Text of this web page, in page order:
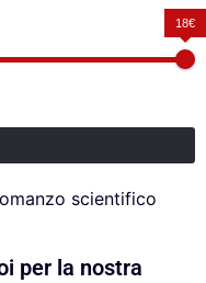
18€
scientifico
per la nostra